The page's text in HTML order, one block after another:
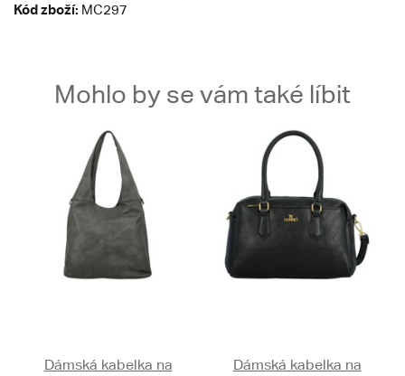
Kód zboží: MC297
Mohlo by se vám také líbit
Dámská kabelka na
Dámská kabelka na